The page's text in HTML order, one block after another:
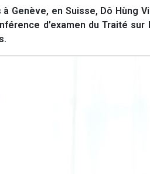
à Genève, en Suisse, Dô Hùng
d’examen du Traité